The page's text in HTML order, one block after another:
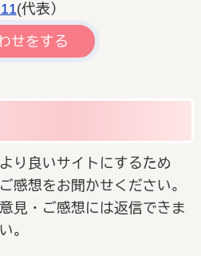
(代表）
せをする
り良いサイトにするため
感想をお聞かせください。
見・ご感想には返信できま
。